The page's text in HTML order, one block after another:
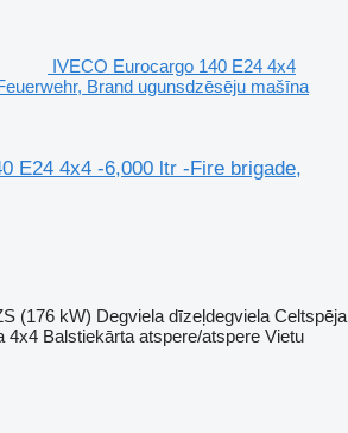
IVECO Eurocargo 140 E24 4x4
Brand ugunsdzēsēju mašīna
E24 4x4 -6,000 ltr -Fire brigade,
(176 kW) Degviela dīzeļdegviela Celtspēja
4x4 Balstiekārta atspere/atspere Vietu